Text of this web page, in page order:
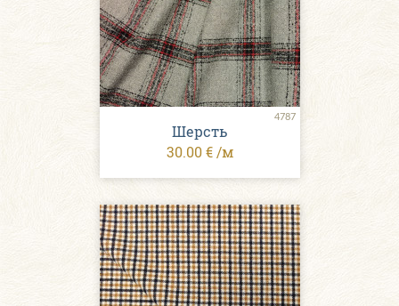
4787
Шерсть
30.00 € /м